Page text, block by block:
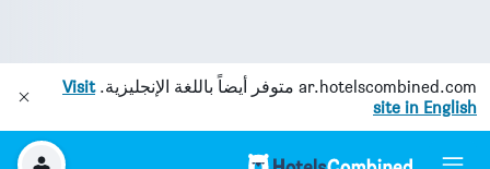
ar.hotelscombined.com متوفر أيضاً باللغة الإنجليزية.Visit
site in English